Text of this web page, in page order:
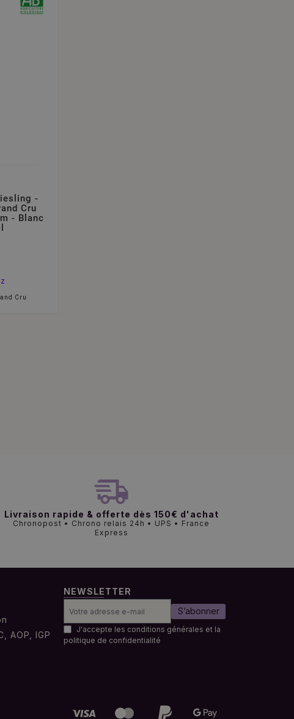
-
Cru
- Blanc
Cru
Livraison rapide & offerte dès 150€ d'achat
Chronopost • Chrono relais 24h • UPS • France
Express
AOP, IGP
NEWSLETTER
S’abonner
J'accepte les conditions générales et la
politique de confidentialité